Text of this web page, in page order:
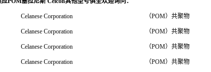
Celanese Corporation
（POM）共聚物
Celanese Corporation
（POM）共聚物
Celanese Corporation
（POM）共聚物
Celanese Corporation
（POM）共聚物